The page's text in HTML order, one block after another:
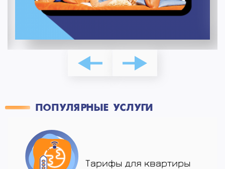
ПОПУЛЯРНЫЕ УСЛУГИ
Тарифы для квартиры